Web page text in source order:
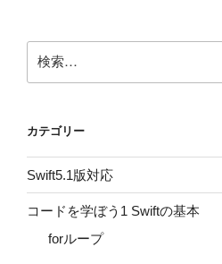
索:
カテゴリー
Swift5.1版対応
コードを学ぼう1 Swiftの基本
forループ